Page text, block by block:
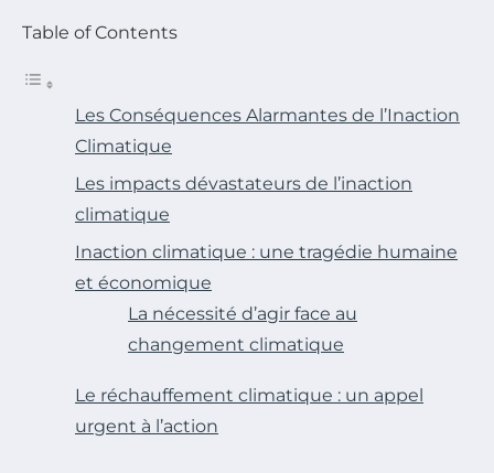
Table of Contents
Les Conséquences Alarmantes de l’Inaction
Climatique
Les impacts dévastateurs de l’inaction
climatique
Inaction climatique : une tragédie humaine
et économique
La nécessité d’agir face au
changement climatique
Le réchauffement climatique : un appel
urgent à l’action